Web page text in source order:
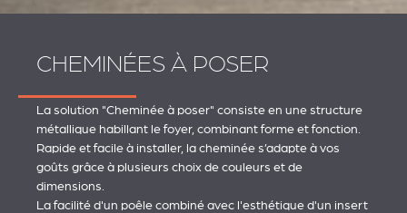
CHEMINÉES À POSER
La solution "Cheminée à poser" consiste en une structure
métallique habillant le foyer, combinant forme et fonction.
Rapide et facile à installer, la cheminée s’adapte à vos
goûts grâce à plusieurs choix de couleurs et de
dimensions.
La facilité d'un poêle combiné avec l'esthétique d'un insert